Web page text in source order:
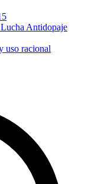
Antidopaje
uso racional